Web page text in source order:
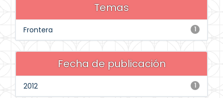
Temas
1
Frontera
Fecha de publicación
1
2012